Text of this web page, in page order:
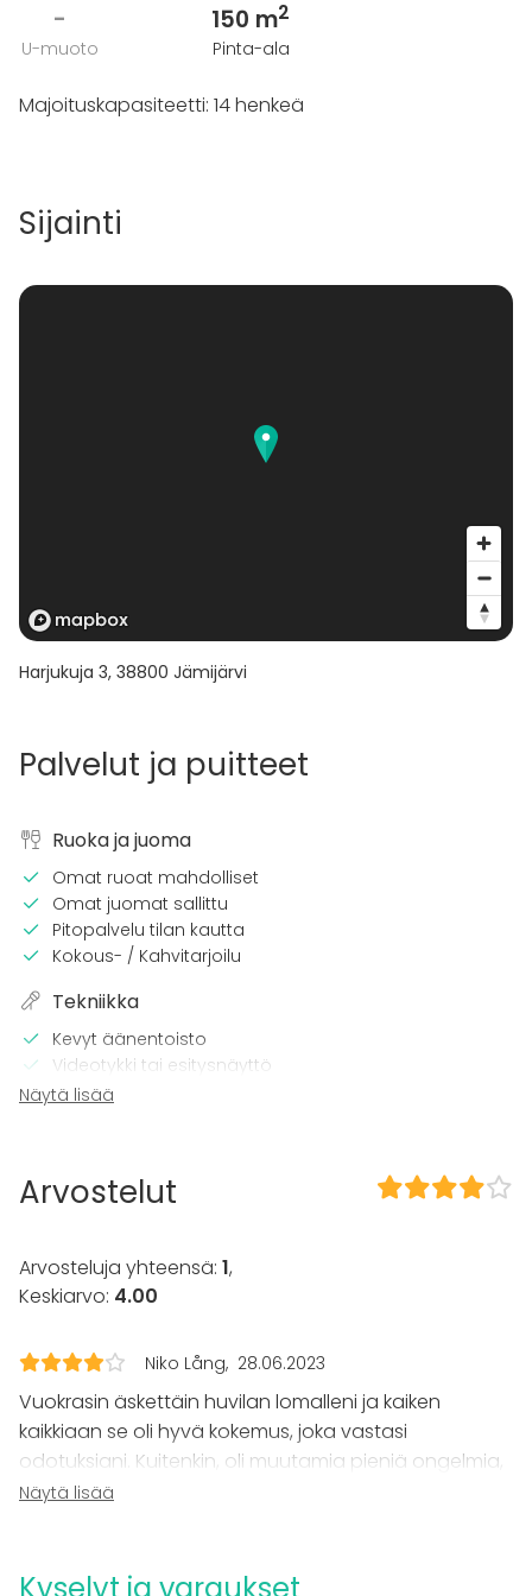
-
U-muoto
150 m2
Pinta-ala
Majoituskapasiteetti: 14 henkeä
Sijainti
Harjukuja 3, 38800 Jämijärvi
Palvelut ja puitteet
Ruoka ja juoma
Omat ruoat mahdolliset
Omat juomat sallittu
Pitopalvelu tilan kautta
Kokous- / Kahvitarjoilu
Tekniikka
Kevyt äänentoisto
Videotykki tai esitysnäyttö
Wi-Fi
Tilaan kuuluu
Majoittumismahdollisuus
Musiikki kovalla OK
Kalusto
Palju / poreallas
Keittiö asiakkaan käytössä
Fläppi- / Valkotaulu
Pyyhkeet
Näytä lisää
Arvostelut
Arvosteluja yhteensä: 1,
Keskiarvo: 4.00
Niko Lång 28.06.2023
Vuokrasin äskettäin huvilan lomalleni ja kaiken
kaikkiaan se oli hyvä kokemus, joka vastasi
odotuksiani. Kuitenkin, oli muutamia pieniä ongelmia,
jotka kohtasin vierailuni aikana.
hieman ikävää. Olisi ollut hyödyllistä, jos huvila olisi
Näytä lisää